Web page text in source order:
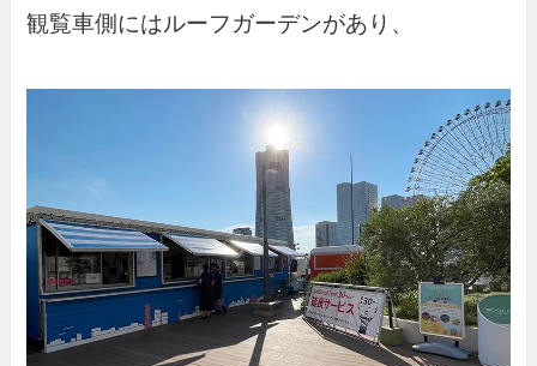
観覧車側にはルーフガーデンがあり、